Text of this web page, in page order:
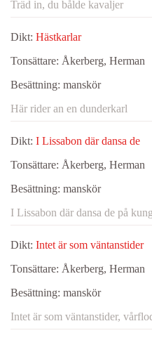
Träd in, du bålde kavaljer
Dikt: Hästkarlar
Tonsättare: Åkerberg, Herman
Besättning: manskör
Här rider an en dunderkarl
Dikt: I Lissabon där dansa de
Tonsättare: Åkerberg, Herman
Besättning: manskör
I Lissabon där dansa de på
Dikt: Intet är som väntanstider
Tonsättare: Åkerberg, Herman
Besättning: manskör
Intet är som väntanstider,